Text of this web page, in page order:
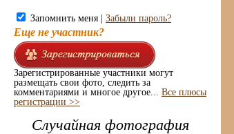
Запомнить меня | Забыли пароль?
Еще не участник?
Зарегистрированные участники могут
размещать свои фото, следить за
комментариями и многое другое... Все плюсы
регистрации >>
Случайная фотография